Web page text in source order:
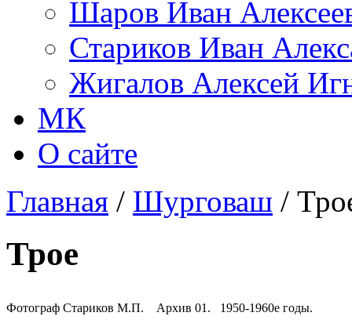
Шаров Иван
Стариков Иван
Жигалов Алексей
МК
О сайте
Главная / Шурговаш /
Трое
Фотограф Стариков М.П. Архив 01. 1950-1960е годы.